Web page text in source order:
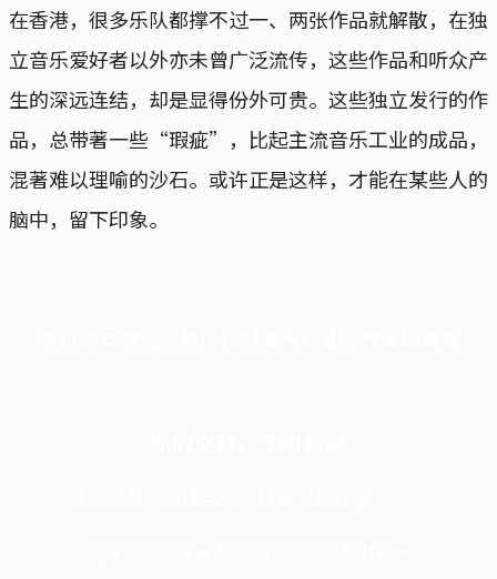
在香港，很多乐队都撑不过一、两张作品就解散，在独
立音乐爱好者以外亦未曾广泛流传，这些作品和听众产
生的深远连结，却是显得份外可贵。这些独立发行的作
品，总带著一些“瑕疵”，比起主流音乐工业的成品，
混著难以理喻的沙石。或许正是这样，才能在某些人的
脑中，留下印象。